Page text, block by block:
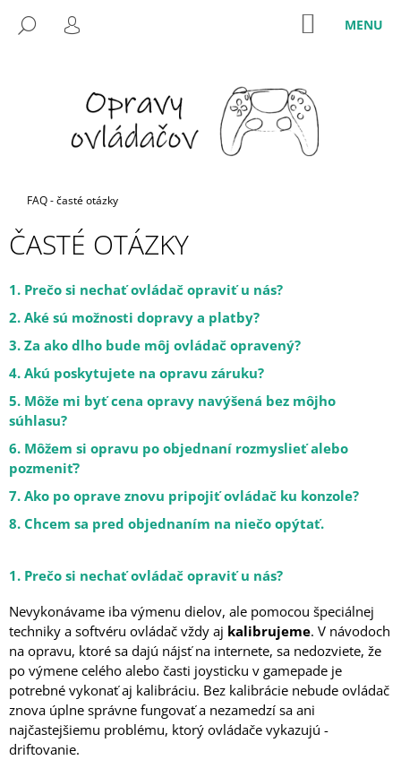
obsah
HĽADAŤ
PRIHLÁSENIE
NÁKUPNÝ
KOŠÍK
Domov
FAQ - časté otázky
ČASTÉ OTÁZKY
1. Prečo si nechať ovládač opraviť u nás?
2. Aké sú možnosti dopravy a platby?
3. Za ako dlho bude môj ovládač opravený?
4. Akú poskytujete na opravu záruku?
5. Môže mi byť cena opravy navýšená bez môjho
súhlasu?
6. Môžem si opravu po objednaní rozmyslieť alebo
pozmeniť?
7. Ako po oprave znovu pripojiť ovládač ku konzole?
8. Chcem sa pred objednaním na niečo opýtať.
1. Prečo si nechať ovládač opraviť u nás?
Nevykonávame iba výmenu dielov, ale pomocou špeciálnej
techniky a softvéru ovládač vždy aj kalibrujeme. V návodoch
na opravu, ktoré sa dajú nájsť na internete, sa nedozviete, že
po výmene celého alebo časti joysticku v gamepade je
potrebné vykonať aj kalibráciu. Bez kalibrácie nebude ovládač
znova úplne správne fungovať a nezamedzí sa ani
najčastejšiemu problému, ktorý ovládače vykazujú -
driftovanie.
SPÄŤ
SPÄŤ
T
R
E
B
U
E
T
E
N
Á
J
S
Ť
?
HĽADAŤ